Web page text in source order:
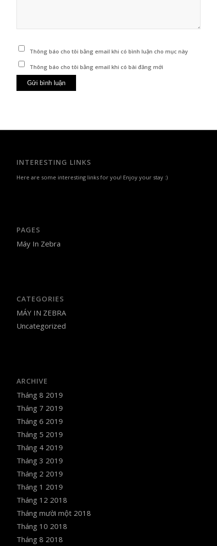
Thông báo cho tôi bằng email khi có bình luận cho mục này
Thông báo cho tôi bằng email khi có bài đăng mới
INTERESTING LINKS
Here are some interesting links for you! Enjoy your stay :)
PAGES
Máy In Zebra
CATEGORIES
MÁY IN ZEBRA
Uncategorized
ARCHIVE
Tháng 8 2019
Tháng 7 2019
Tháng 6 2019
Tháng 5 2019
Tháng 4 2019
Tháng 3 2019
Tháng 2 2019
Tháng 1 2019
Tháng 12 2018
Tháng mười một 2018
Tháng 10 2018
Tháng 8 2018